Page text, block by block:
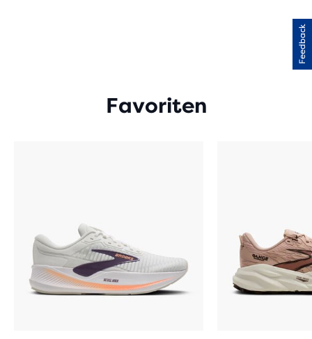
Favoriten
Feedback